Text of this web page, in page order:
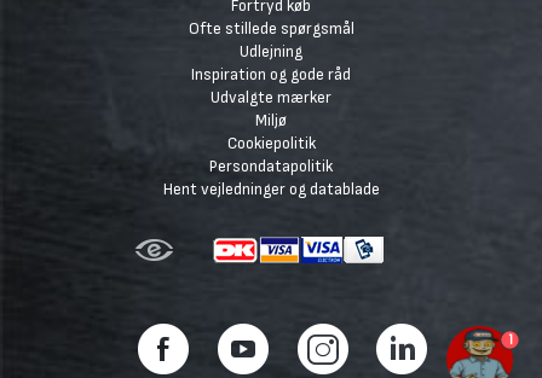
Fortryd køb
Ofte stillede spørgsmål
Udlejning
Inspiration og gode råd
Udvalgte mærker
Miljø
Cookiepolitik
Persondatapolitik
Hent vejledninger og datablade
1